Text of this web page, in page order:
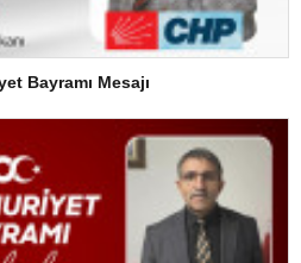
Bayramı Mesajı